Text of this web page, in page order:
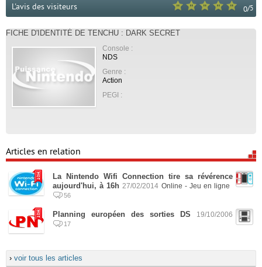
0/5
L'avis des visiteurs
FICHE D'IDENTITÉ DE TENCHU : DARK SECRET
Console :
NDS
Genre :
Action
PEGI :
Articles en relation
La Nintendo Wifi Connection tire sa révérence
aujourd'hui, à 16h 27/02/2014 Online - Jeu en ligne
56
Planning européen des sorties DS 19/10/2006
17
› voir tous les articles